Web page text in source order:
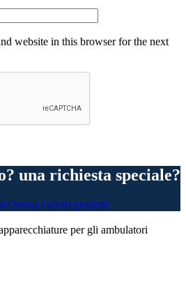
website in this browser for the next
una richiesta speciale?
Ordina i nostri prodotti
per gli ambulatori